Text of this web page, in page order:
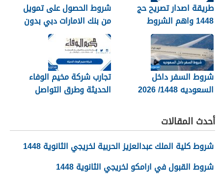
طريقة اصدار تصريح حج
1448 واهم الشروط
المطلوبة بالتفصيل
شروط الحصول على تمويل
من بنك الامارات دبي بدون
كفيل 1448
شروط السفر داخل
السعوديه 1448/ 2026
تجارب شركة مخيم الوفاء
الحديثة وطرق التواصل
أحدث المقالات
شروط كلية الملك عبدالعزيز الحربية لخريجي الثانوية 1448
شروط القبول في ارامكو لخريجي الثانوية 1448